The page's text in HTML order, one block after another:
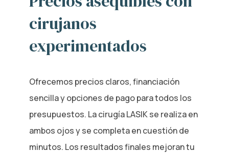
cirujanos
experimentados
Ofrecemos precios claros, financiación
sencilla y opciones de pago para todos los
presupuestos. La cirugía LASIK se realiza en
ambos ojos y se completa en cuestión de
minutos. Los resultados finales mejoran tu